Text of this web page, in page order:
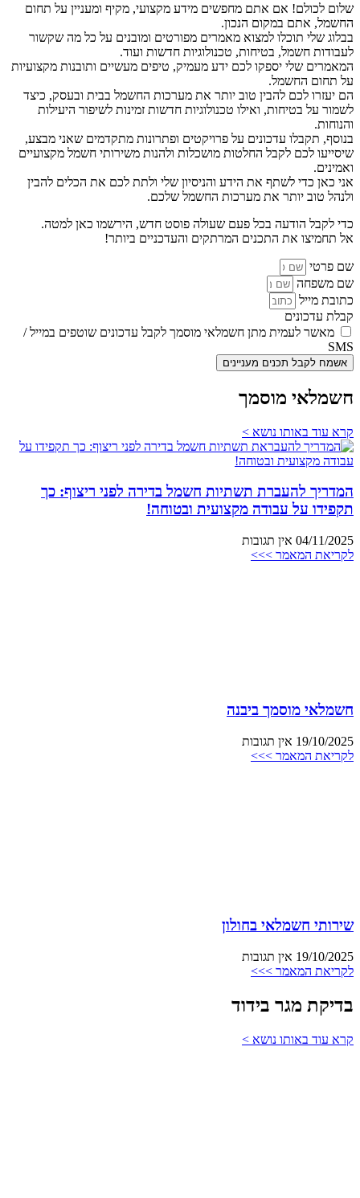
שלום לכולם! אם אתם מחפשים מידע מקצועי, מקיף ומעניין על תחום
החשמל, אתם במקום הנכון.
בבלוג שלי תוכלו למצוא מאמרים מפורטים ומובנים על כל מה שקשור
לעבודות חשמל, בטיחות, טכנולוגיות חדשות ועוד.
המאמרים שלי יספקו לכם ידע מעמיק, טיפים מעשיים ותובנות מקצועיות
על תחום החשמל.
הם יעזרו לכם להבין טוב יותר את מערכות החשמל בבית ובעסק, כיצד
לשמור על בטיחות, ואילו טכנולוגיות חדשות זמינות לשיפור היעילות
והנוחות.
בנוסף, תקבלו עדכונים על פרויקטים ופתרונות מתקדמים שאני מבצע,
שיסייעו לכם לקבל החלטות מושכלות ולהנות משירותי חשמל מקצועיים
ואמינים.
אני כאן כדי לשתף את הידע והניסיון שלי ולתת לכם את הכלים להבין
ולנהל טוב יותר את מערכות החשמל שלכם.
כדי לקבל הודעה בכל פעם שעולה פוסט חדש, הירשמו כאן למטה.
אל תחמיצו את התכנים המרתקים והעדכניים ביותר!
שם פרטי
שם משפחה
כתובת מייל
קבלת עדכונים
מאשר לעמית מתן חשמלאי מוסמך לקבל עדכונים שוטפים במייל /
SMS
אשמח לקבל תכנים מעניינים
חשמלאי מוסמך
קרא עוד באותו נושא >
המדריך להעברת תשתיות חשמל בדירה לפני ריצוף: כך
תקפידו על עבודה מקצועית ובטוחה!
04/11/2025 אין תגובות
לקריאת המאמר >>>
חשמלאי מוסמך ביבנה
19/10/2025 אין תגובות
לקריאת המאמר >>>
שירותי חשמלאי בחולון
19/10/2025 אין תגובות
לקריאת המאמר >>>
בדיקת מגר בידוד
קרא עוד באותו נושא >